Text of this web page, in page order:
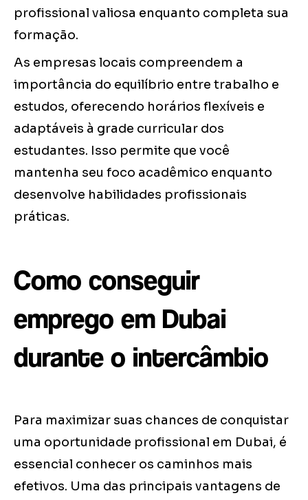
profissional valiosa enquanto completa sua
formação.
As empresas locais compreendem a
importância do equilíbrio entre trabalho e
estudos, oferecendo horários flexíveis e
adaptáveis à grade curricular dos
estudantes. Isso permite que você
mantenha seu foco acadêmico enquanto
desenvolve habilidades profissionais
práticas.
Como conseguir
emprego em Dubai
durante o intercâmbio
Para maximizar suas chances de conquistar
uma oportunidade profissional em Dubai, é
essencial conhecer os caminhos mais
efetivos. Uma das principais vantagens de